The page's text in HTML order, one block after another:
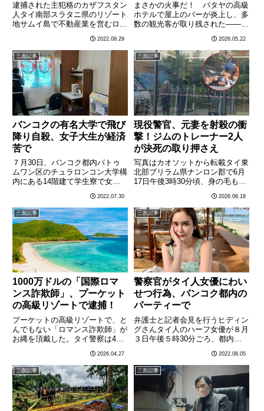
逮捕された主犯格のカザフスタン
人タイ南部スラタニ県のリゾート
地サムイ島で不動産業を営むロシ
人から恐喝にあい、仮想通貨５万
米ドル（約188万バーツ）を脅し
取られていた事件で、タイ警察は
９月28日、主犯格の外国人
を………
2022.09.29
まさかの火事だ！ パタヤの高級
ホテルで屋上のバーが炎上し、多
数の観光客が取り残された――観
たもや衝撃の事態が発生した。煙
と炎に包まれたルーフトップバー
5月21日夜、チョンブリー県パタ
ヤの人気ホテル「JA・プラ
ス………
2026.05.22
三面記事
バンコクの有名大学で飛び
降り自殺、女子大生が経済
苦で
７月30日、バンコク都内パトゥ
ムワン区のチュラロンコン大学構
内にある14階建て学生寮で女子
ているのが見つかった。女性は同
大学の教育学部の５年生で、９階
にある自分の部屋の窓から飛び降
りたものとみられている。女性
の………
2022.07.30
三面記事
現役警官、元妻を射殺の衝
撃！ジムのトレーナー2人
が決死の取り押さえ
写真はカオソットから転載タイ東
北部ブリラム県ナンロン郡で6月
17日午後3時30分頃、身の毛もよ
ーンラーチャシーマー県警交通課
に勤務する副警部補のティーラポ
ン容疑者（43歳）が、元妻と義
母が利用するフィットネス
に………
2026.06.18
三面記事
1000万ドルの「国際ロマ
ンス詐欺師」、プーケット
の高級リゾートで逮捕！
プーケットの高級リゾートで、と
んでもない「ロマンス詐欺師」が
お縄を頂戴した。タイ警察は4月
者から総額約1000万ドル（約15
億円）を騙し取ったとして、33
歳のインドネシア人男性をプーケ
ットの高級リゾートで電撃
逮………
2026.04.27
三面記事
警察官がタイ人女優にわい
せつ行為、バンコク都内の
パーティーで
弁護士と記者会見を行うヒディン
グさんタイ人のハーフ女優が８月
３日午後５時30分ごろ、都内で
ファーで仮眠をとっていたところ
警察官に胸や体を触るなどのわい
せつ行為をされたとして都内カン
ナーヤーオ警察署に被害を届け
出………
2022.08.05
三面記事 三面記事